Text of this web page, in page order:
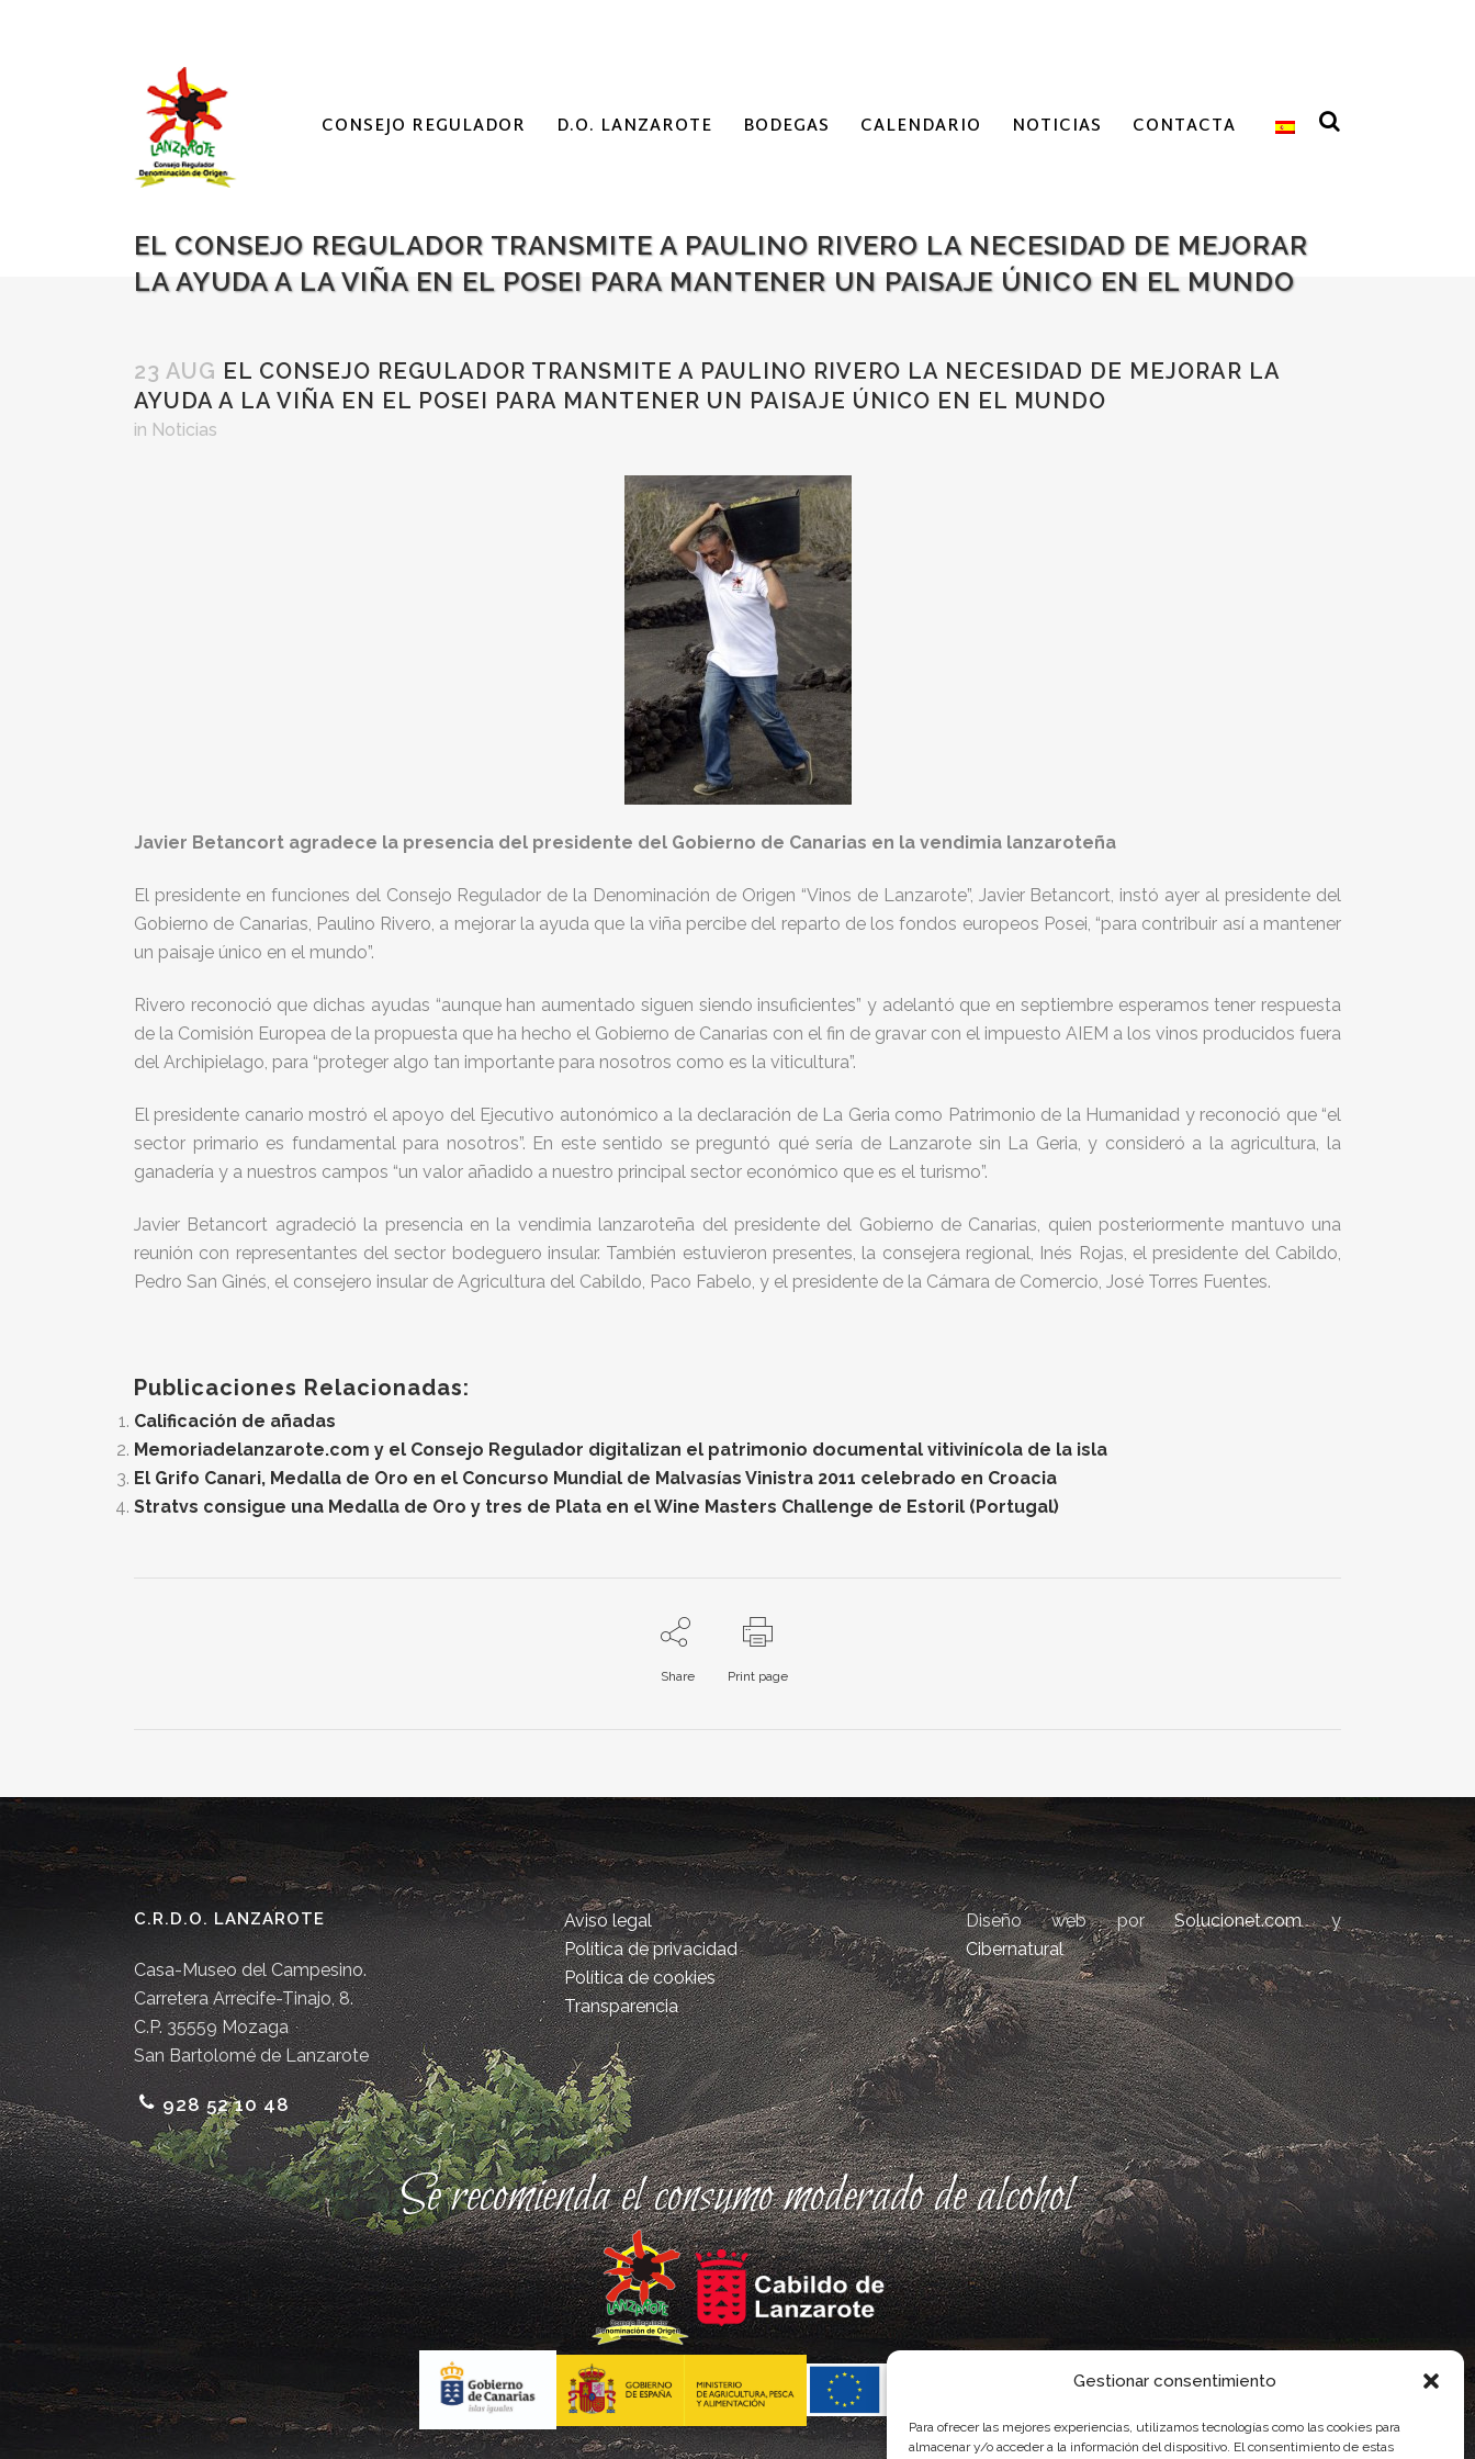
Gestionar consentimiento
Para ofrecer las mejores experiencias, utilizamos tecnologías como las cookies para
almacenar y/o acceder a la información del dispositivo. El consentimiento de estas
CONSEJO REGULADOR D.O. LANZAROTE BODEGAS CALENDARIO NOTICIAS CONTACTA
EL CONSEJO REGULADOR TRANSMITE A PAULINO RIVERO LA NECESIDAD DE MEJORAR
LA AYUDA A LA VIÑA EN EL POSEI PARA MANTENER UN PAISAJE ÚNICO EN EL MUNDO
23 AUG EL CONSEJO REGULADOR TRANSMITE A PAULINO RIVERO LA NECESIDAD DE MEJORAR LA
AYUDA A LA VIÑA EN EL POSEI PARA MANTENER UN PAISAJE ÚNICO EN EL MUNDO
in Noticias
Javier Betancort agradece la presencia del presidente del Gobierno de Canarias en la vendimia lanzaroteña
El presidente en funciones del Consejo Regulador de la Denominación de Origen “Vinos de Lanzarote”, Javier Betancort, instó ayer al presidente del
Gobierno de Canarias, Paulino Rivero, a mejorar la ayuda que la viña percibe del reparto de los fondos europeos Posei, “para contribuir así a mantener
un paisaje único en el mundo”.
Rivero reconoció que dichas ayudas “aunque han aumentado siguen siendo insuficientes” y adelantó que en septiembre esperamos tener respuesta
de la Comisión Europea de la propuesta que ha hecho el Gobierno de Canarias con el fin de gravar con el impuesto AIEM a los vinos producidos fuera
del Archipielago, para “proteger algo tan importante para nosotros como es la viticultura”.
El presidente canario mostró el apoyo del Ejecutivo autonómico a la declaración de La Geria como Patrimonio de la Humanidad y reconoció que “el
sector primario es fundamental para nosotros”. En este sentido se preguntó qué sería de Lanzarote sin La Geria, y consideró a la agricultura, la
ganadería y a nuestros campos “un valor añadido a nuestro principal sector económico que es el turismo”.
Javier Betancort agradeció la presencia en la vendimia lanzaroteña del presidente del Gobierno de Canarias, quien posteriormente mantuvo una
reunión con representantes del sector bodeguero insular. También estuvieron presentes, la consejera regional, Inés Rojas, el presidente del Cabildo,
Pedro San Ginés, el consejero insular de Agricultura del Cabildo, Paco Fabelo, y el presidente de la Cámara de Comercio, José Torres Fuentes.
Publicaciones Relacionadas:
Calificación de añadas
Memoriadelanzarote.com y el Consejo Regulador digitalizan el patrimonio documental vitivinícola de la isla
El Grifo Canari, Medalla de Oro en el Concurso Mundial de Malvasías Vinistra 2011 celebrado en Croacia
Stratvs consigue una Medalla de Oro y tres de Plata en el Wine Masters Challenge de Estoril (Portugal)
Share Print page
C.R.D.O. LANZAROTE
Casa-Museo del Campesino.
Carretera Arrecife-Tinajo, 8.
C.P. 35559 Mozaga
San Bartolomé de Lanzarote
928 52 10 48
Aviso legal
Política de privacidad
Política de cookies
Transparencia
Diseño web porSolucionet.comy
Cibernatural
Se recomienda el consumo moderado de alcohol